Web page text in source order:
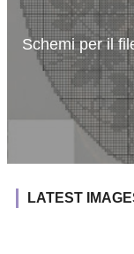
Schemi per il
LATEST